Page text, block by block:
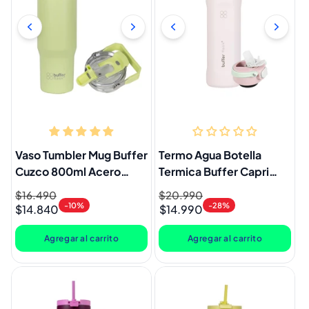
Vaso Tumbler Mug Buffer
Cuzco 800ml Acero
Inoxidable Térmico
Citrus Green
Precio
habitual
$16.490
Precio
de
oferta
$14.840 -10%
Agregar al carrito
Termo Agua Botella
Termica Buffer Capri
Acero Inoxidable 1L
+Tapas Capri Pinky
Precio
habitual
$20.990
Precio
de
oferta
$14.990 -28%
Agregar al carrito